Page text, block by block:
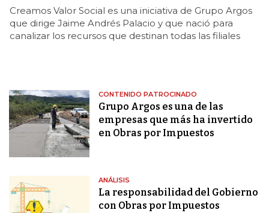
Creamos Valor Social es una iniciativa de Grupo Argos
que dirige Jaime Andrés Palacio y que nació para
canalizar los recursos que destinan todas las filiales
CONTENIDO PATROCINADO
Grupo Argos es una de las
empresas que más ha invertido
en Obras por Impuestos
ANÁLISIS
La responsabilidad del Gobierno
con Obras por Impuestos